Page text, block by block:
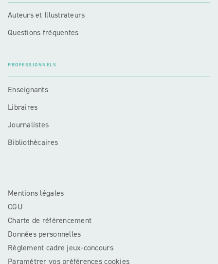
Auteurs et Illustrateurs
Questions fréquentes
PROFESSIONNELS
Enseignants
Libraires
Journalistes
Bibliothécaires
Mentions légales
CGU
Charte de référencement
Données personnelles
Règlement cadre jeux-concours
Paramétrer vos préférences cookies